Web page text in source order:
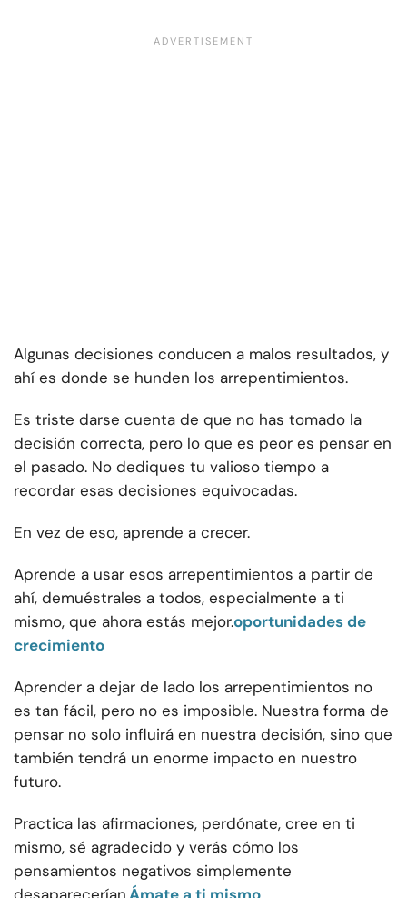
Algunas decisiones conducen a malos resultados, y
ahí es donde se hunden los arrepentimientos.
Es triste darse cuenta de que no has tomado la
decisión correcta, pero lo que es peor es pensar en
el pasado. No dediques tu valioso tiempo a
recordar esas decisiones equivocadas.
En vez de eso, aprende a crecer.
Aprende a usar esos arrepentimientos a partir de
ahí, demuéstrales a todos, especialmente a ti
mismo, que ahora estás mejor.oportunidades de
crecimiento
Aprender a dejar de lado los arrepentimientos no
es tan fácil, pero no es imposible. Nuestra forma de
pensar no solo influirá en nuestra decisión, sino que
también tendrá un enorme impacto en nuestro
futuro.
Practica las afirmaciones, perdónate, cree en ti
mismo, sé agradecido y verás cómo los
pensamientos negativos simplemente